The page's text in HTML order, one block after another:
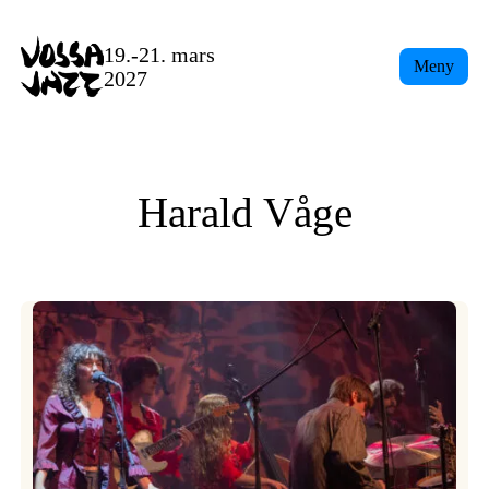
content
19.-21. mars
2027
Meny
Harald Våge